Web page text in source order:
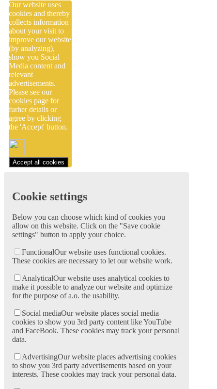
Our website uses
cookies and thereby
collects information
about your visit to
improve our website
(by analyzing),
show you Social
Media content and
relevant
advertisements.
Please see our
cookies page for
furher details or
agree by clicking
the 'Accept' button.
Accept all cookies
Cookie settings
Below you can choose which kind of cookies you
allow on this website. Click on the "Save cookie
settings" button to apply your choice.
FunctionalOur website uses functional cookies.
These cookies are necessary to let our website work.
AnalyticalOur website uses analytical cookies to
make it possible to analyze our website and optimize
for the purpose of a.o. the usability.
Social mediaOur website places social media
cookies to show you 3rd party content like YouTube
and FaceBook. These cookies may track your personal
data.
AdvertisingOur website places advertising cookies
to show you 3rd party advertisements based on your
interests. These cookies may track your personal data.